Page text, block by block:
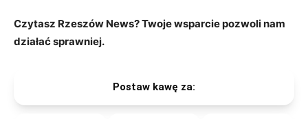
Czytasz Rzeszów News? Twoje wsparcie pozwoli nam
działać sprawniej.
Postaw kawę za: